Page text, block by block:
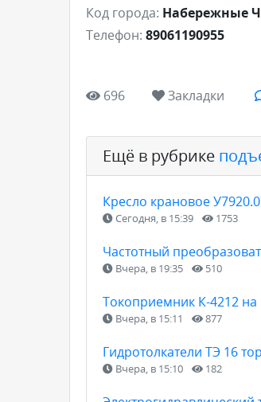
Код города: Набережные
Телефон: 89061190955
696 Закладки
Ещё в рубрике
Кресло крановое
Сегодня, в 15:39 1753
Частотный
Вчера, в 19:35 510
Токоприемник К-4212
Вчера, в 15:11 877
Гидротолкатели ТЭ 16
Вчера, в 15:10 182